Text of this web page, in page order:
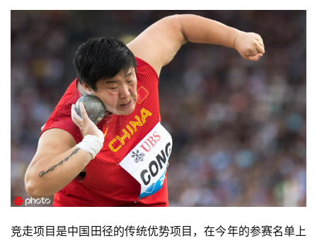
竞走项目是中国田径的传统优势项目，在今年的参赛名单上